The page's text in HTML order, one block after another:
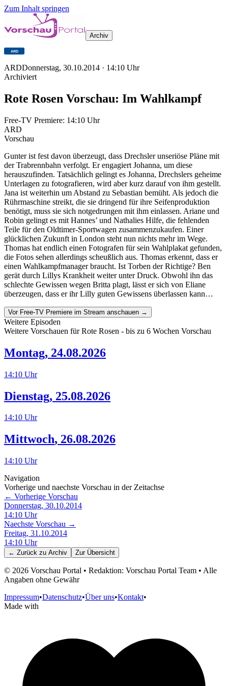
Zum Inhalt springen
Archiv
ARDDonnerstag, 30.10.2014 · 14:10 Uhr
Archiviert
Rote Rosen Vorschau: Im Wahlkampf
Free-TV Premiere: 14:10 Uhr
ARD
Vorschau
Gunter ist fest davon überzeugt, dass Drechsler unseriöse Pläne mit
der Trabrennbahn verfolgt. Er engagiert Johanna, um diese
herauszufinden. Tatsächlich gelingt es Johanna, Drechslers geheime
Unterlagen zu fotografieren, wird aber kurz darauf von ihm gestellt.
Jana ist weiterhin um Abstand zu Sebastian bemüht. Als jedoch die
Rührmaschine streikt, die sie dringend für ihre Seifenproduktion
benötigt, muss sie sich notgedrungen mit ihm einlassen. Ariane und
Robin gelingt es mit Hannes’ und Nathalies Hilfe, die fehlenden
Teile für den Oldtimer-Sportwagen zusammenzukaufen. Einer
glücklichen Zukunft in London steht nun nichts mehr im Wege.
Thomas hat endlich einen Fotografen für sein Wahlplakat gefunden,
die Fotos sehen allerdings scheußlich aus. Thomas erkennt, dass er
einen Wahlkampfmanager braucht. Ist Torben der Richtige? Ben
gerät durch Lillys Krankheit weiter unter Druck. Obwohl ihn das
schlechte Gewissen wegen Britta plagt, lässt er sich von Eliane
überzeugen, dass er ihr Lilly guten Gewissens überlassen kann…
Vor Free-TV Premiere im Stream anschauen →
Weitere Episoden
Weitere Vorschauen fürRote Rosen - bis zu 6 Wochen Vorschau
Montag, 24.08.2026
14:10 Uhr
Dienstag, 25.08.2026
14:10 Uhr
Mittwoch, 26.08.2026
14:10 Uhr
Navigation
Vorherige und naechste Vorschau in der Zeitachse
← Vorherige Vorschau
Donnerstag, 30.10.2014
14:10 Uhr
Naechste Vorschau →
Freitag, 31.10.2014
14:10 Uhr
← Zurück zu Archiv Zur Übersicht
© 2026 Vorschau Portal • Redaktion: Vorschau Portal Team • Alle
Angaben ohne Gewähr
Impressum•Datenschutz•Über uns•Kontakt•
Made with